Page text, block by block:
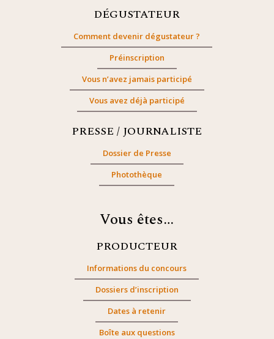
DÉGUSTATEUR
Comment devenir dégustateur ?
Préinscription
Vous n’avez jamais participé
Vous avez déjà participé
PRESSE / JOURNALISTE
Dossier de Presse
Photothèque
Vous êtes…
PRODUCTEUR
Informations du concours
Dossiers d’inscription
Dates à retenir
Boîte aux questions